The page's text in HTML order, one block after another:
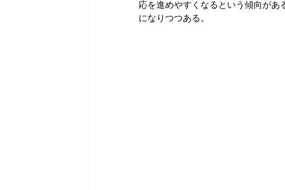
応を進めやすくなるという傾向が
になりつつある。